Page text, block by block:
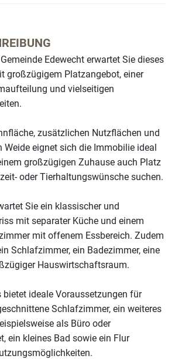
Edewecht erwartet Sie dieses
großzügigem Platzangebot, einer
und vielseitigen
zusätzlichen Nutzflächen und
Weide eignet sich die Immobilie ideal
großzügigen Zuhause auch Platz
oder Tierhaltungswünsche suchen.
Sie ein klassischer und
mit separater Küche und einem
mit offenem Essbereich. Zudem
Schlafzimmer, ein Badezimmer, eine
Hauswirtschaftsraum.
bietet ideale Voraussetzungen für
Schlafzimmer, ein weiteres
als Büro oder
ein kleines Bad sowie ein Flur